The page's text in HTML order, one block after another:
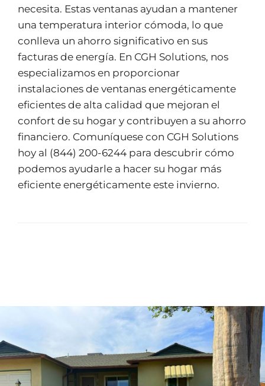
necesita. Estas ventanas ayudan a mantener
una temperatura interior cómoda, lo que
conlleva un ahorro significativo en sus
facturas de energía. En CGH Solutions, nos
especializamos en proporcionar
instalaciones de ventanas energéticamente
eficientes de alta calidad que mejoran el
confort de su hogar y contribuyen a su ahorro
financiero. Comuníquese con CGH Solutions
hoy al (844) 200-6244 para descubrir cómo
podemos ayudarle a hacer su hogar más
eficiente energéticamente este invierno.